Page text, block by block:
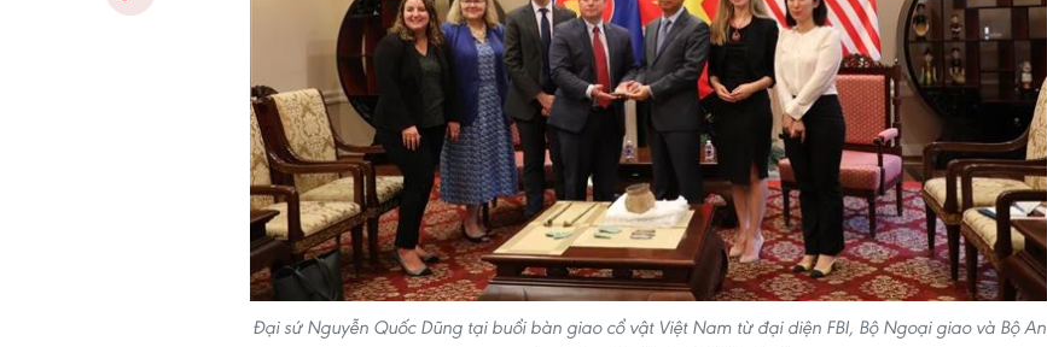
Đại sứ Nguyễn Quốc Dũng tại buổi bàn giao cổ vật Việt Nam từ đại diện FBI, Bộ Ngoại giao và Bộ An